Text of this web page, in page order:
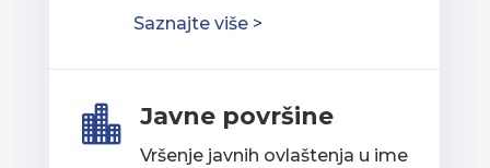
Saznajte više >
 Javne površine
Vršenje javnih ovlaštenja u ime